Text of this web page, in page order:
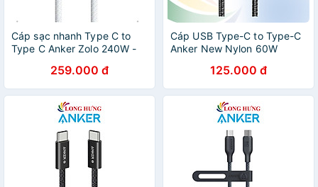
Cáp sạc nhanh Type C to
Type C Anker Zolo 240W -
259.000 đ
Cáp USB Type-C to Type-C
Anker New Nylon 60W
125.000 đ